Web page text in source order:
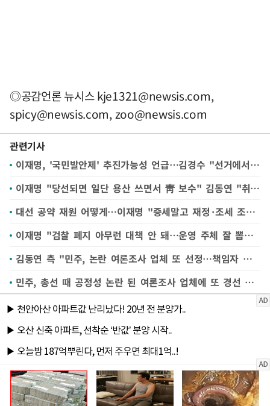
◎공감언론 뉴시스kje1321@newsis.com,
spicy@newsis.com,zoo@newsis.com
관련기사
이재명, '국민발안제' 추진가능성 언급…김경수 "선거에서 착한 2등 없어"
이재명 "당선되면 일단 용산 쓰면서 靑 보수" 김동연 "취임 다음날 세종 근무"
대선 공약 재원 어떻게…이재명 "증세말고 재정·조세 조정" 김경수 "재정 확대해야"
이재명 "검찰 폐지 아무런 대책 안 돼…운영 주체 잘 뽑아야"
김동연 측 "민주, 논란 여론조사 업체 또 선정…책임자 처벌해야"
민주, 총선 때 공정성 논란 된 여론조사 업체에 또 경선 조사…비명계 반발